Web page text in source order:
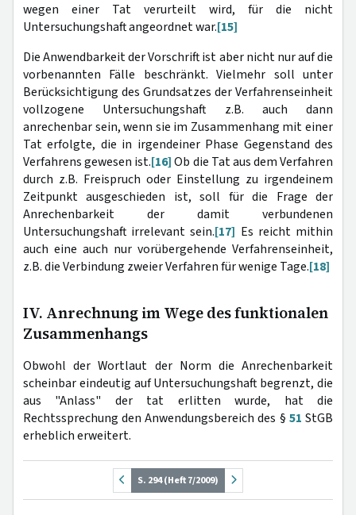
wegen einer Tat verurteilt wird, für die nicht
Untersuchungshaft angeordnet war.[15]
Die Anwendbarkeit der Vorschrift ist aber nicht nur auf die
vorbenannten Fälle beschränkt. Vielmehr soll unter
Berücksichtigung des Grundsatzes der Verfahrenseinheit
vollzogene Untersuchungshaft z.B. auch dann
anrechenbar sein, wenn sie im Zusammenhang mit einer
Tat erfolgte, die in irgendeiner Phase Gegenstand des
Verfahrens gewesen ist.[16]Ob die Tat aus dem Verfahren
durch z.B. Freispruch oder Einstellung zu irgendeinem
Zeitpunkt ausgeschieden ist, soll für die Frage der
Anrechenbarkeit der damit verbundenen
Untersuchungshaft irrelevant sein.[17] Es reicht mithin
auch eine auch nur vorübergehende Verfahrenseinheit,
z.B. die Verbindung zweier Verfahren für wenige Tage.[18]
IV. Anrechnung im Wege des funktionalen
Zusammenhangs
Obwohl der Wortlaut der Norm die Anrechenbarkeit
scheinbar eindeutig auf Untersuchungshaft begrenzt, die
aus "Anlass" der tat erlitten wurde, hat die
Rechtssprechung den Anwendungsbereich des § 51 StGB
erheblich erweitert.
S. 294 (Heft 7/2009)